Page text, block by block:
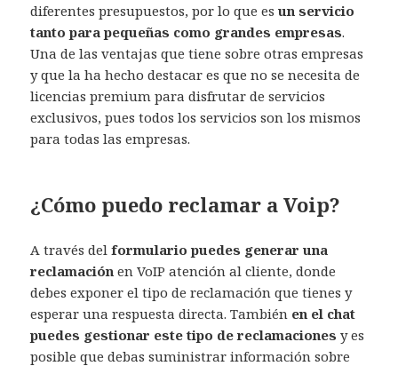
diferentes presupuestos, por lo que esun servicio
tanto para pequeñas como grandes empresas.
Una de las ventajas que tiene sobre otras empresas
y que la ha hecho destacar es que no se necesita de
licencias premium para disfrutar de servicios
exclusivos, pues todos los servicios son los mismos
para todas las empresas.
¿Cómo puedo reclamar a Voip?
A través delformulario puedes generar una
reclamación en VoIP atención al cliente, donde
debes exponer el tipo de reclamación que tienes y
esperar una respuesta directa. También en el chat
puedes gestionar este tipo de reclamaciones y es
posible que debas suministrar información sobre